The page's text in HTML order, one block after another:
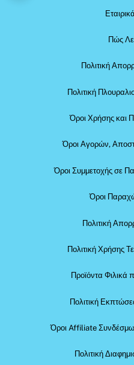
Πώς
Πολιτική
Πολιτική
Όροι Χρήσης και
Όροι Αγορών,
Όροι Συμμετοχής σε
Όροι
Πολιτική
Πολιτική Χρήσης
Προϊόντα Φιλικά
Πολιτική
Όροι Affiliate
Πολιτική